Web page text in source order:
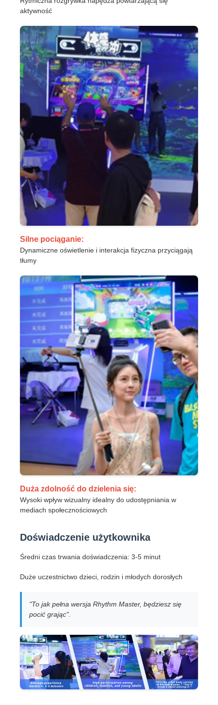
aktywność
Silne pociąganie:
Dynamiczne oświetlenie i interakcja fizyczna przyciągają
tłumy
Duża zdolność do dzielenia się:
Wysoki wpływ wizualny idealny do udostępniania w
mediach społecznościowych
Doświadczenie użytkownika
Średni czas trwania doświadczenia: 3-5 minut
Duże uczestnictwo dzieci, rodzin i młodych dorosłych
"To jak pełna wersja Rhythm Master, będziesz się
pocić grając".